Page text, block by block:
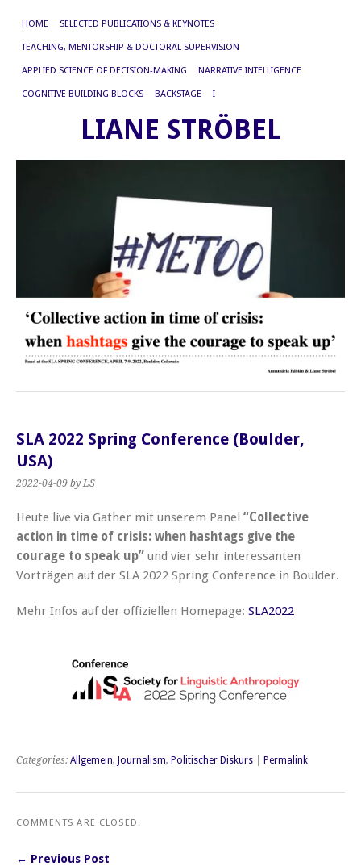
HOME SELECTED PUBLICATIONS & KEYNOTES
TEACHING, MENTORSHIP & DOCTORAL SUPERVISION
APPLIED SCIENCE OF DECISION-MAKING NARRATIVE INTELLIGENCE
COGNITIVE BUILDING BLOCKS BACKSTAGE I
LIANE STRÖBEL
SLA 2022 Spring Conference (Boulder,
USA)
2022-04-09 by LS
Heute live via Gather mit unserem Panel “Collective
action in time of crisis: when hashtags give the
courage to speak up” und vier sehr interessanten
Vorträgen auf der SLA 2022 Spring Conference in Boulder.
Mehr Infos auf der offiziellen Homepage: SLA2022
Categories: Allgemein, Journalism, Politischer Diskurs Permalink
COMMENTS ARE CLOSED.
← Previous Post